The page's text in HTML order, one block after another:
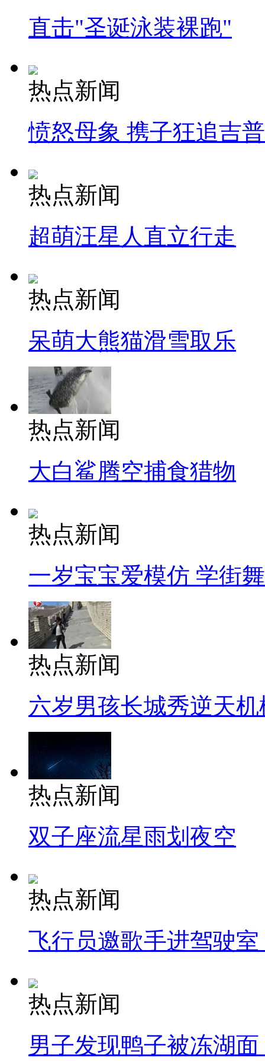
直击"圣诞泳装裸跑"
热点新闻
愤怒母象 携子狂追吉
热点新闻
超萌汪星人直立行走
热点新闻
呆萌大熊猫滑雪取乐
热点新闻
大白鲨腾空捕食猎物
热点新闻
一岁宝宝爱模仿 学街
热点新闻
六岁男孩长城秀逆天机
热点新闻
双子座流星雨划夜空
热点新闻
飞行员邀歌手进驾驶
热点新闻
男子发现鸭子被冻湖